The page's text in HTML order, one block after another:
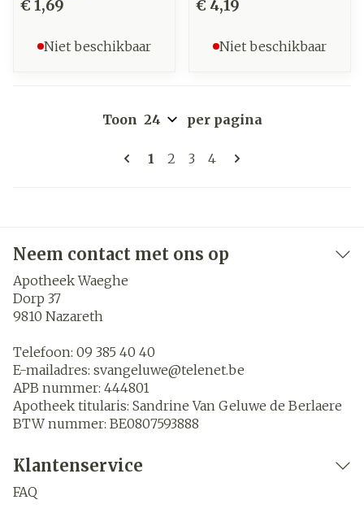
€ 1,69
Niet beschikbaar
€ 4,19
Niet beschikbaar
Pagina's
U lees momenteel pagina
1 Pagina
2 Pagina
3 Pagina
4
Toon per pagina
Neem contact met ons op
Apotheek Waeghe
Dorp 37
9810 Nazareth
Telefoon: 09 385 40 40
E-mailadres: svangeluwe@telenet.be
APB nummer: 444801
Apotheek titularis: Sandrine Van Geluwe de Berlaere
BTW nummer: BE0807593888
Klantenservice
FAQ